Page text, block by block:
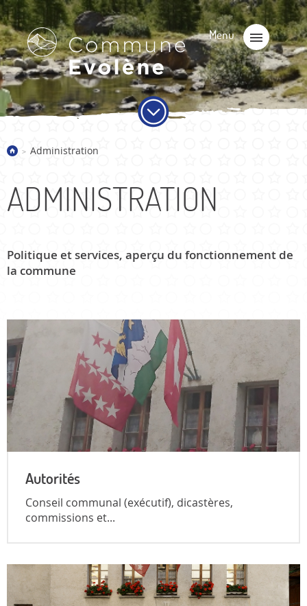
> Administration
ADMINISTRATION
Politique et services, aperçu du fonctionnement de
la commune
Autorités
Conseil communal (exécutif), dicastères,
commissions et...